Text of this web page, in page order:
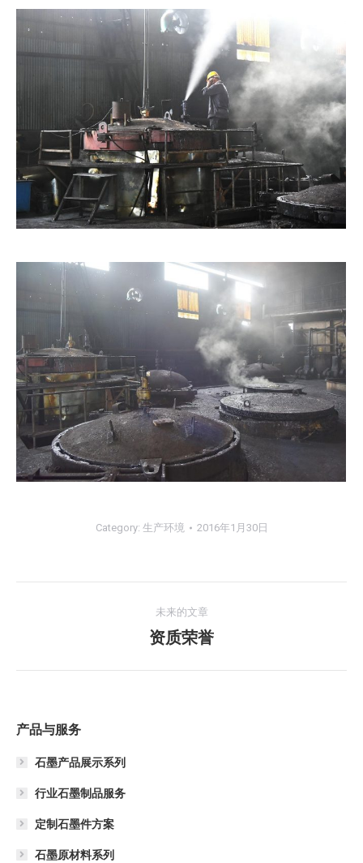
Category: 生产环境 2016年1月30日
导
未来的文章
下
资质荣誉
产品与服务
石墨产品展示系列
行业石墨制品服务
定制石墨件方案
石墨原材料系列